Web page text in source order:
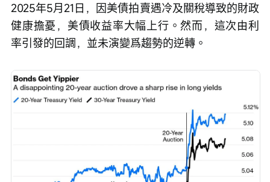
2025年5月21日，因美債拍賣遇冷及關稅導致的財政
健康擔憂，美債收益率大幅上行。然而，這次由利
率引發的回調，並未演變爲趨勢的逆轉。